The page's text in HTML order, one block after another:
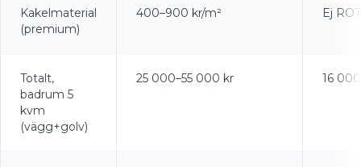
Kakelmaterial
(premium)
400–900 kr/m² Ej ROT
Totalt,
badrum 5
kvm
(vägg+golv)
25 000–55 000 kr 16